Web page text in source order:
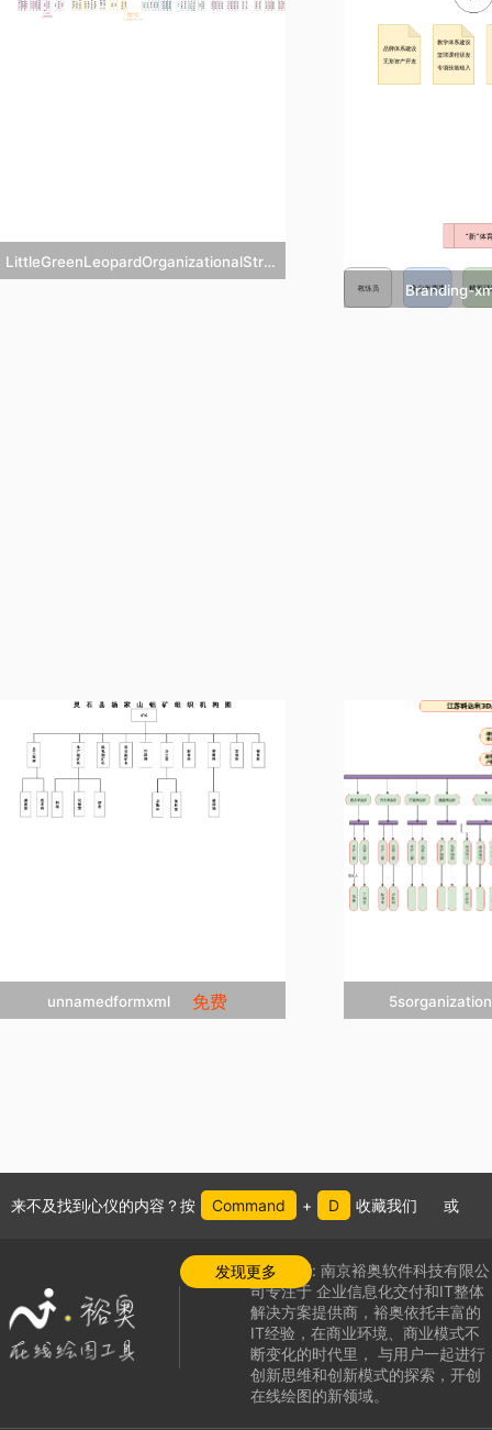
 添加收藏 
LittleGreenLeopardOrganizationalStructure1123 价格:5
unnamedformxml 免费
来不及找到心仪的内容？按 Command + D 收藏我们 或
发现更多公司介绍:南京裕奥软件科技有限公
司专注于 企业信息化交付和IT整体
解决方案提供商，裕奥依托丰富的
IT经验，在商业环境、商业模式不
断变化的时代里，
与用户一起进行
创新思维和创新模式的探索，开创
在线绘图的新领域。